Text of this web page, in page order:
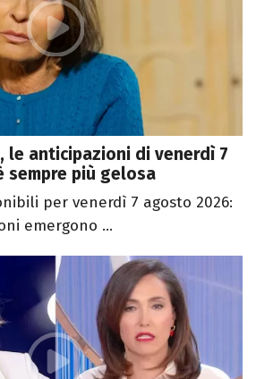
le anticipazioni di venerdì 7
sempre più gelosa
per venerdì 7 agosto 2026:
emergono ...